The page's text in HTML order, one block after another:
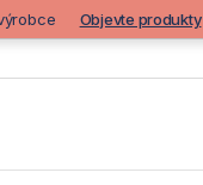
Objevte produkty